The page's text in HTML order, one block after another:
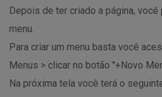
Depois de ter criado a página, você
menu.
Para criar um menu basta você
Menus > clicar no botão "+Novo
Na próxima tela você terá o